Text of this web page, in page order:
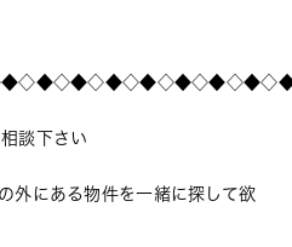
談下さい
外にある物件を一緒に探して欲